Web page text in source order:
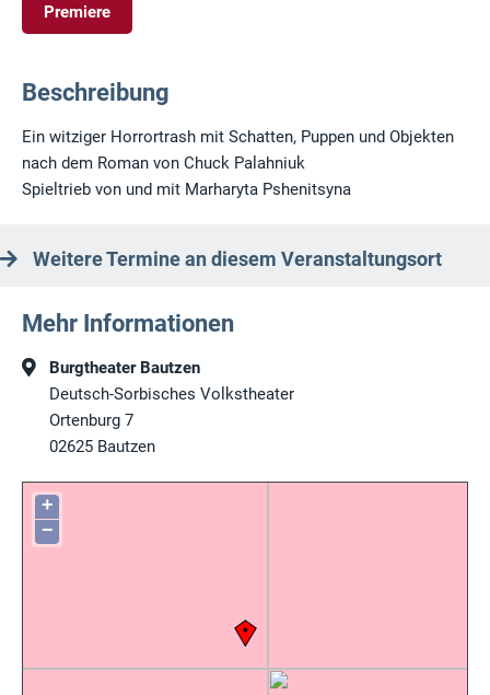
Premiere
Beschreibung
Ein witziger Horrortrash mit Schatten, Puppen und Objekten
nach dem Roman von Chuck Palahniuk
Spieltrieb von und mit Marharyta Pshenitsyna
Weitere Termine an diesem Veranstaltungsort
Mehr Informationen
Burgtheater Bautzen
Deutsch-Sorbisches Volkstheater
Ortenburg 7
02625 Bautzen
+
−